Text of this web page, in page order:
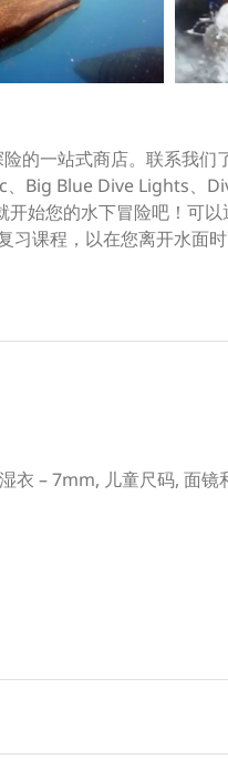
的一站式商店。联系我们
Big Blue Dive Lights、
始您的水下冒险吧！可
课程，以在您离开水面
衣 – 7mm, 儿童尺码, 面